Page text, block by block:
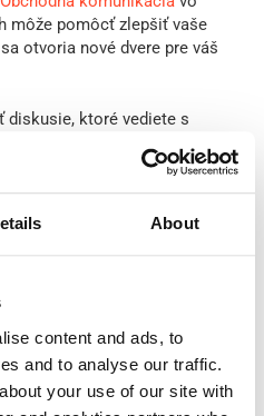
About
content and ads, to
and to analyse our traffic.
your use of our site with
môže pomôcť zlepšiť vaše
otvoria nové dvere pre váš
diskusie, ktoré vediete s
alebo osobne. Môžete
prostredníctvom jeho reči